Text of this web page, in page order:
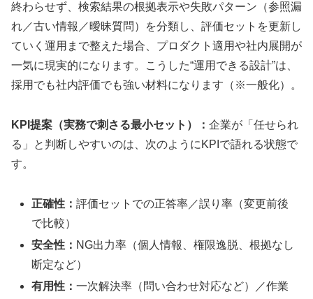
終わらせず、検索結果の根拠表示や失敗パターン（参照漏
れ／古い情報／曖昧質問）を分類し、評価セットを更新し
ていく運用まで整えた場合、プロダクト適用や社内展開が
一気に現実的になります。こうした“運用できる設計”は、
採用でも社内評価でも強い材料になります（※一般化）。
KPI提案（実務で刺さる最小セット）： 企業が「任せられ
る」と判断しやすいのは、次のようにKPIで語れる状態で
す。
正確性：評価セットでの正答率／誤り率（変更前後
で比較）
安全性： NG出力率（個人情報、権限逸脱、根拠なし
断定など）
有用性：一次解決率（問い合わせ対応など）／作業